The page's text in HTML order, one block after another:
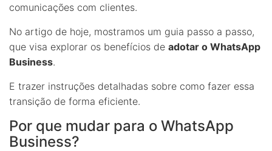
comunicações com clientes.
No artigo de hoje, mostramos um guia passo a passo,
que visa explorar os benefícios de adotar o WhatsApp
Business.
E trazer instruções detalhadas sobre como fazer essa
transição de forma eficiente.
Por que mudar para o WhatsApp
Business?